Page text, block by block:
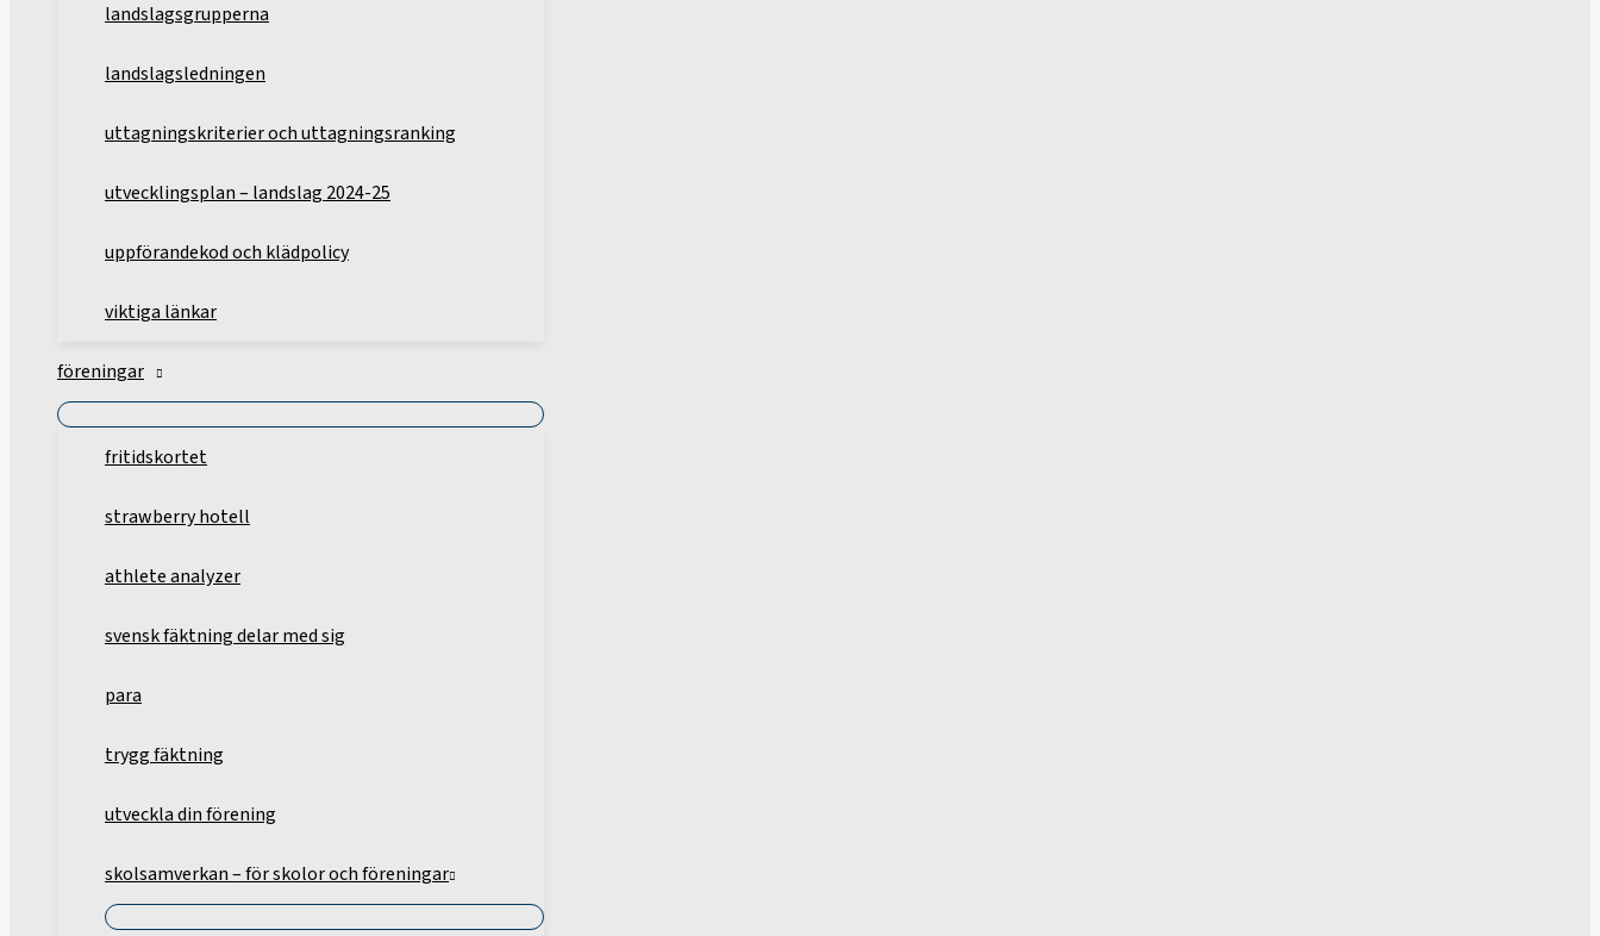
landslagsgrupperna
landslagsledningen
uttagningskriterier och uttagningsranking
utvecklingsplan – landslag 2024-25
uppförandekod och klädpolicy
viktiga länkar
föreningar
fritidskortet
strawberry hotell
athlete analyzer
svensk fäktning delar med sig
para
trygg fäktning
utveckla din förening
skolsamverkan – för skolor och föreningar